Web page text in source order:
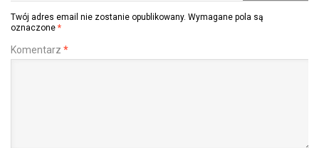
Twój adres email nie zostanie opublikowany. Wymagane pola są
oznaczone *
Komentarz *